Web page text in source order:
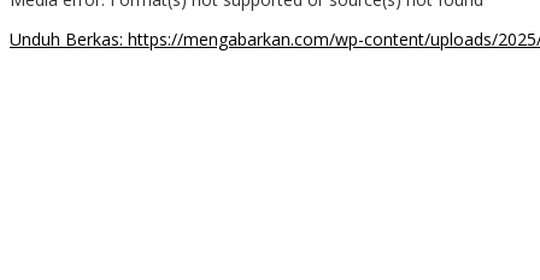
Unduh Berkas: https://mengabarkan.com/wp-content/uploads/